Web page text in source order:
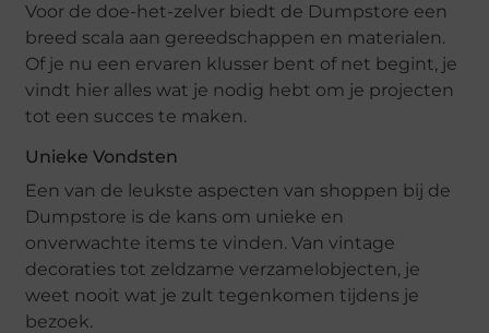
Voor de doe-het-zelver biedt de Dumpstore een
breed scala aan gereedschappen en materialen.
Of je nu een ervaren klusser bent of net begint, je
vindt hier alles wat je nodig hebt om je projecten
tot een succes te maken.
Unieke Vondsten
Een van de leukste aspecten van shoppen bij de
Dumpstore is de kans om unieke en
onverwachte items te vinden. Van vintage
decoraties tot zeldzame verzamelobjecten, je
weet nooit wat je zult tegenkomen tijdens je
bezoek.